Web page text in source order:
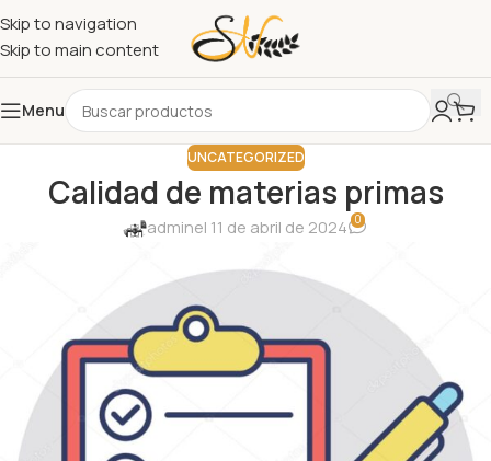
Skip to navigation
Skip to main content
Menu
UNCATEGORIZED
Calidad de materias primas
adminel 11 de abril de 2024 0